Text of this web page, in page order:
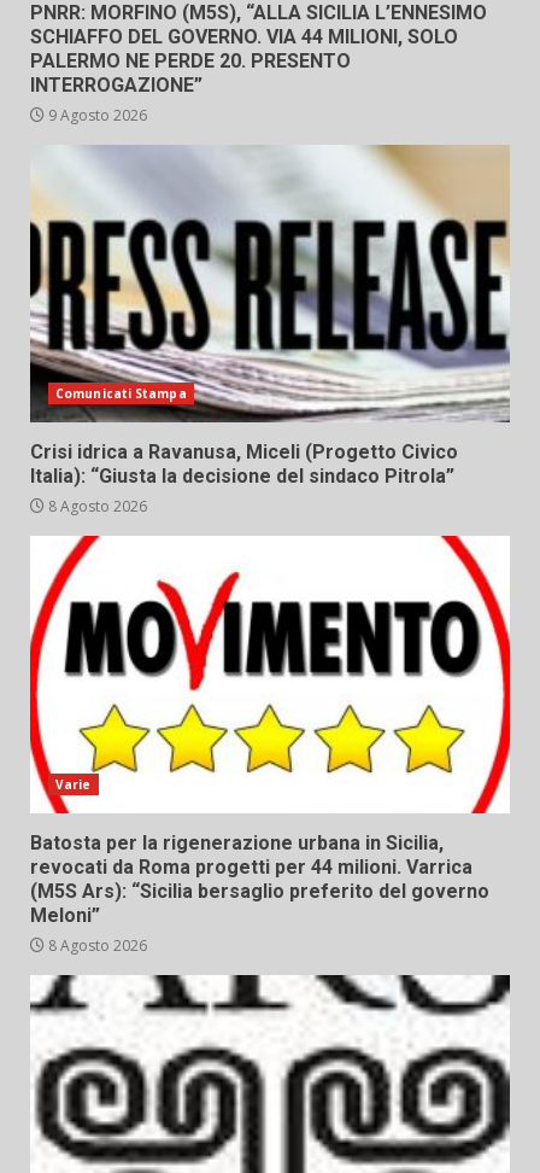
PNRR: MORFINO (M5S), “ALLA SICILIA L’ENNESIMO
SCHIAFFO DEL GOVERNO. VIA 44 MILIONI, SOLO
PALERMO NE PERDE 20. PRESENTO
INTERROGAZIONE”
9 Agosto 2026
Comunicati Stampa
Crisi idrica a Ravanusa, Miceli (Progetto Civico
Italia): “Giusta la decisione del sindaco Pitrola”
8 Agosto 2026
Varie
Batosta per la rigenerazione urbana in Sicilia,
revocati da Roma progetti per 44 milioni. Varrica
(M5S Ars): “Sicilia bersaglio preferito del governo
Meloni”
8 Agosto 2026